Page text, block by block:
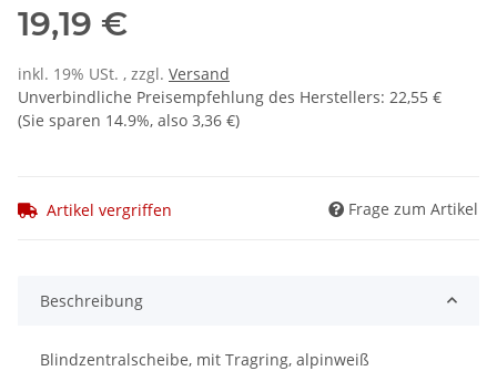
19,19 €
inkl. 19% USt. , zzgl. Versand
Unverbindliche Preisempfehlung des Herstellers: 22,55 €
(Sie sparen 14.9%, also 3,36 €)
Artikel vergriffen Frage zum Artikel
Beschreibung
Blindzentralscheibe, mit Tragring, alpinweiß